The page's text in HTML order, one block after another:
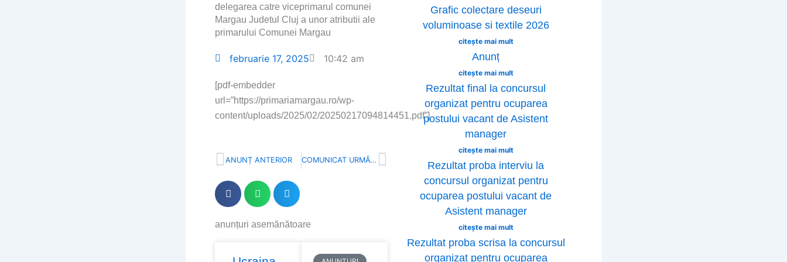
delegarea catre viceprimarul comunei
Margau Judetul Cluj a unor atributii ale
primarului Comunei Margau
februarie 17, 2025 10:42 am
[pdf-embedder
url=”https://primariamargau.ro/wp-
content/uploads/2025/02/20250217094814451.pdf”]
Prev
ANUNȚ ANTERIOR COMUNICAT URMĂTOR Next
anunțuri asemănătoare
Grafic colectare deseuri
voluminoase si textile 2026
citește mai mult
Anunț
citește mai mult
Rezultat final la concursul
organizat pentru ocuparea
postului vacant de Asistent
manager
citește mai mult
Rezultat proba interviu la
concursul organizat pentru
ocuparea postului vacant de
Asistent manager
citește mai mult
Rezultat proba scrisa la concursul
organizat pentru ocuparea